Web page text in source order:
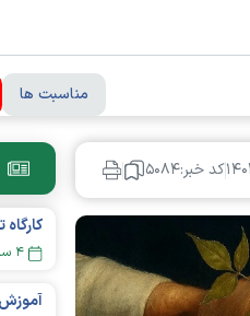
مناسبت ها
کد خبر:۵۰۸۴
۴ ساعت پیش